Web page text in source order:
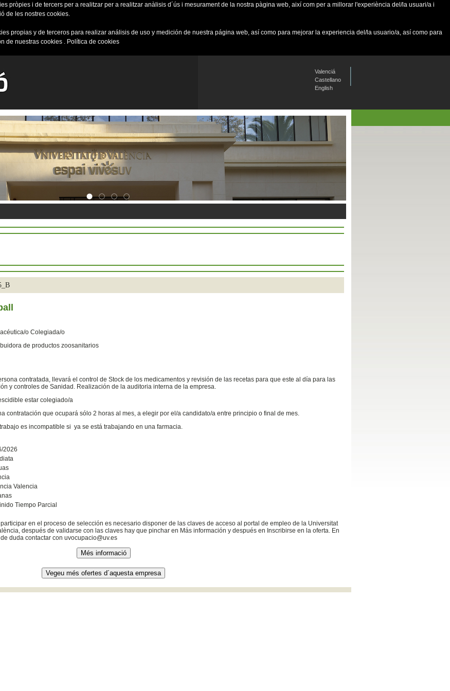
pròpies i de tercers per a realitzar per a realitzar anàlisis d´ús i mesurament de la nostra pàgina web, així com per a millorar l'experiència del/la usuari/a i
de les nostres cookies.
propias y de terceros para realizar análisis de uso y medición de nuestra página web, así como para mejorar la experiencia del/la usuario/a, así como para
de nuestras cookies . Política de cookies
Valenciá
Castellano
English
o Colegiada/o
de productos zoosanitarios
contratada, llevará el control de Stock de los medicamentos y revisión de las recetas para que este al día para las
y controles de Sanidad. Realización de la auditoria interna de la empresa.
estar colegiado/a
contratación que ocupará sólo 2 horas al mes, a elegir por el/a candidato/a entre principio o final de mes.
es incompatible si ya se está trabajando en una farmacia.
2026
Valencia
Tiempo Parcial
en el proceso de selección es necesario disponer de las claves de acceso al portal de empleo de la Universitat
después de validarse con las claves hay que pinchar en Más información y después en Inscribirse en la oferta. En
duda contactar con uvocupacio@uv.es